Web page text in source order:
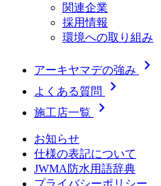
関連企業
採用情報
環境への取り組み
アーキヤマデの強み chevron_right
よくある質問 chevron_right
施工店一覧 chevron_right
お知らせ
仕様の表記について
JWMA防水用語辞典
プライバシーポリシー